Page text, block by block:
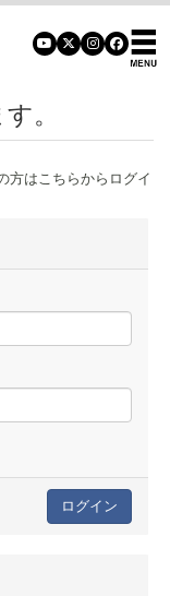
。
方はこちらからログイ